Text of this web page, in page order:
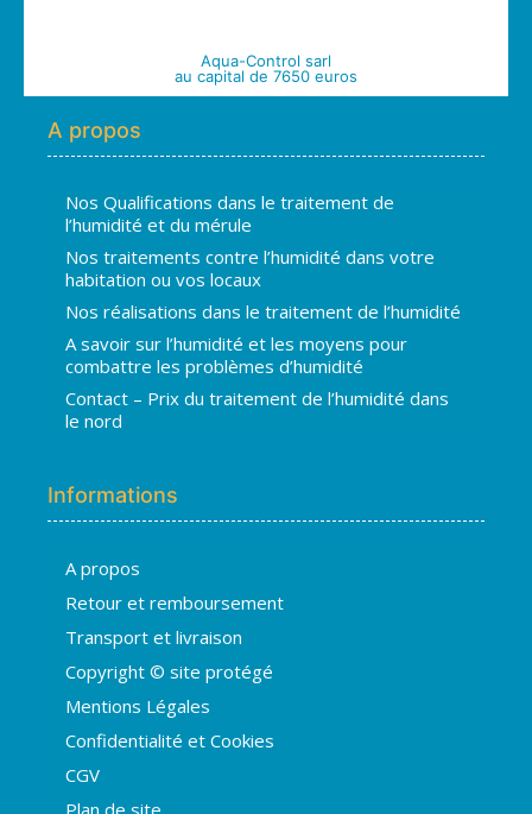
Aqua-Control sarl
au capital de 7650 euros
A propos
Nos Qualifications dans le traitement de
l’humidité et du mérule
Nos traitements contre l’humidité dans votre
habitation ou vos locaux
Nos réalisations dans le traitement de l’humidité
A savoir sur l’humidité et les moyens pour
combattre les problèmes d’humidité
Contact – Prix du traitement de l’humidité dans
le nord
Informations
A propos
Retour et remboursement
Transport et livraison
Copyright © site protégé
Mentions Légales
Confidentialité et Cookies
CGV
Plan de site
En ligne · répond en quelques secondes
H
👋 Bonjour ! Je suis
puis-je vous aider ?
13:05